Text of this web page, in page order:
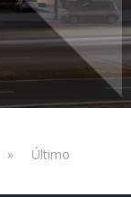
» Último